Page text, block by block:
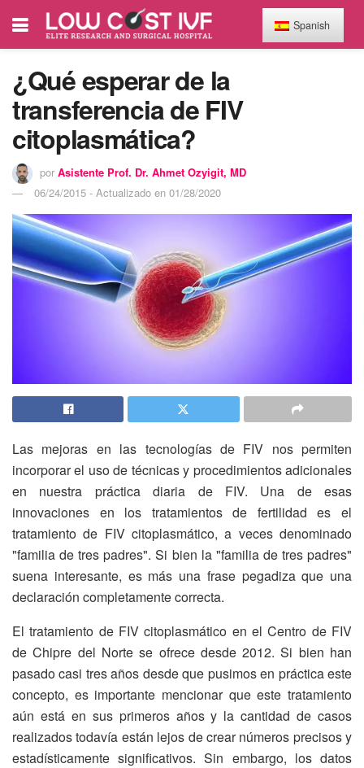
¿Qué esperar de la
transferencia de FIV
citoplasmática?
por Asistente Prof. Dr. Ahmet Ozyigit, MD
06/24/2015 - Actualizado en 01/28/2020
Las mejoras en las tecnologías de FIV nos permiten
incorporar el uso de técnicas y procedimientos adicionales
en nuestra práctica diaria de FIV. Una de esas
innovaciones en los tratamientos de fertilidad es el
tratamiento de FIV citoplasmático, a veces denominado
"familia de tres padres". Si bien la "familia de tres padres"
suena interesante, es más una frase pegadiza que una
declaración completamente correcta.
El tratamiento de FIV citoplasmático en el Centro de FIV
de Chipre del Norte se ofrece desde 2012. Si bien han
pasado casi tres años desde que pusimos en práctica este
concepto, es importante mencionar que este tratamiento
aún está en sus primeros años y la cantidad de casos
realizados todavía están lejos de crear números precisos y
estadísticamente significativos. Sin embargo, los datos
Spanish